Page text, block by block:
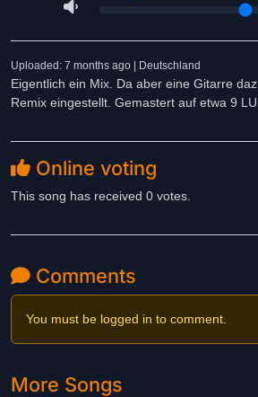
Uploaded: 7 months ago | Deutschland
Eigentlich ein Mix. Da aber eine Gitarre
Remix eingestellt. Gemastert auf etwa 9
Online voting
This song has received 0 votes.
Comments
You must be logged in to comment.
More Songs